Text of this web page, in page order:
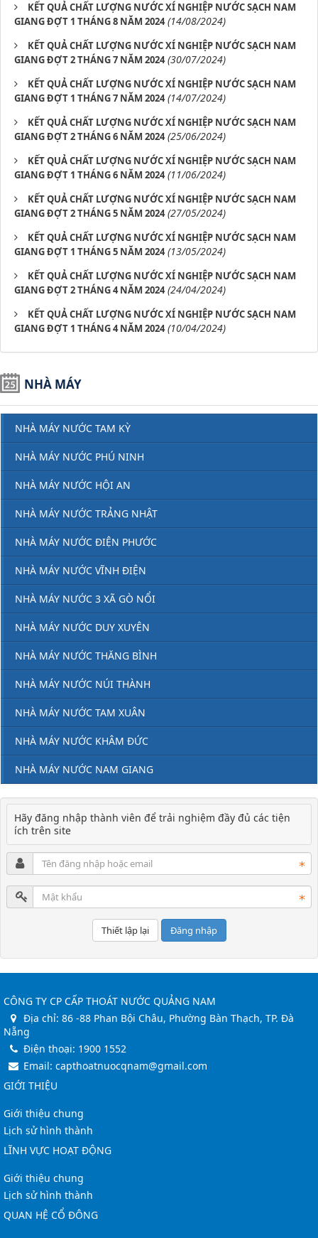
KẾT QUẢ CHẤT LƯỢNG NƯỚC XÍ NGHIỆP NƯỚC SẠCH NAM
GIANG ĐỢT 1 THÁNG 8 NĂM 2024 (14/08/2024)
KẾT QUẢ CHẤT LƯỢNG NƯỚC XÍ NGHIỆP NƯỚC SẠCH NAM
GIANG ĐỢT 2 THÁNG 7 NĂM 2024 (30/07/2024)
KẾT QUẢ CHẤT LƯỢNG NƯỚC XÍ NGHIỆP NƯỚC SẠCH NAM
GIANG ĐỢT 1 THÁNG 7 NĂM 2024 (14/07/2024)
KẾT QUẢ CHẤT LƯỢNG NƯỚC XÍ NGHIỆP NƯỚC SẠCH NAM
GIANG ĐỢT 2 THÁNG 6 NĂM 2024 (25/06/2024)
KẾT QUẢ CHẤT LƯỢNG NƯỚC XÍ NGHIỆP NƯỚC SẠCH NAM
GIANG ĐỢT 1 THÁNG 6 NĂM 2024 (11/06/2024)
KẾT QUẢ CHẤT LƯỢNG NƯỚC XÍ NGHIỆP NƯỚC SẠCH NAM
GIANG ĐỢT 2 THÁNG 5 NĂM 2024 (27/05/2024)
KẾT QUẢ CHẤT LƯỢNG NƯỚC XÍ NGHIỆP NƯỚC SẠCH NAM
GIANG ĐỢT 1 THÁNG 5 NĂM 2024 (13/05/2024)
KẾT QUẢ CHẤT LƯỢNG NƯỚC XÍ NGHIỆP NƯỚC SẠCH NAM
GIANG ĐỢT 2 THÁNG 4 NĂM 2024 (24/04/2024)
KẾT QUẢ CHẤT LƯỢNG NƯỚC XÍ NGHIỆP NƯỚC SẠCH NAM
GIANG ĐỢT 1 THÁNG 4 NĂM 2024 (10/04/2024)
NHÀ MÁY
NHÀ MÁY NƯỚC TAM KỲ
NHÀ MÁY NƯỚC PHÚ NINH
NHÀ MÁY NƯỚC HỘI AN
NHÀ MÁY NƯỚC TRẢNG NHẬT
NHÀ MÁY NƯỚC ĐIỆN PHƯỚC
NHÀ MÁY NƯỚC VĨNH ĐIỆN
NHÀ MÁY NƯỚC 3 XÃ GÒ NỔI
NHÀ MÁY NƯỚC DUY XUYÊN
NHÀ MÁY NƯỚC THĂNG BÌNH
NHÀ MÁY NƯỚC NÚI THÀNH
NHÀ MÁY NƯỚC TAM XUÂN
NHÀ MÁY NƯỚC KHÂM ĐỨC
NHÀ MÁY NƯỚC NAM GIANG
Hãy đăng nhập thành viên để trải nghiệm đầy đủ các tiện
ích trên site
Đăng nhập
CÔNG TY CP CẤP THOÁT NƯỚC QUẢNG NAM
Địa chỉ: 86 -88 Phan Bội Châu, Phường Bàn Thạch, TP. Đà
Nẵng
Điện thoại: 1900 1552
Email: capthoatnuocqnam@gmail.com
GIỚI THIỆU
Giới thiệu chung
Lịch sử hình thành
LĨNH VỰC HOẠT ĐỘNG
Giới thiệu chung
Lịch sử hình thành
QUAN HỆ CỔ ĐÔNG